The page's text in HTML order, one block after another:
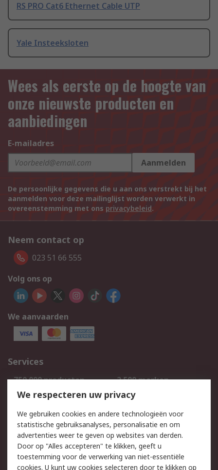
RS PRO Cat6 Ethernet Cable UTP
Yale Insteeksloten
Wees als eerste op de hoogte van
onze nieuwste producten en
aanbiedingen
E-mailadres
Aanmelden
De persoonlijke gegevens die u aan ons verstrekt bij het
aanmelden voor deze mailinglijst worden verwerkt in
overeenstemming met ons privacybeleid.
Neem contact op
023 51 66 555
Volg ons op
We aanvaarden
Services
750.000 producten
2.500 merken
Bestellen
Inkoopoplossingen
Track & Trace
Wettelijk
Cookiebeleid Email veiligheid
We respecteren uw privacy
We gebruiken cookies en andere technologieën voor
statistische gebruiksanalyses, personalisatie en om
advertenties weer te geven op websites van derden.
Door op "Alles accepteren" te klikken, geeft u
toestemming voor de verwerking van niet-essentiële
cookies. U kunt uw cookies selecteren door te klikken op